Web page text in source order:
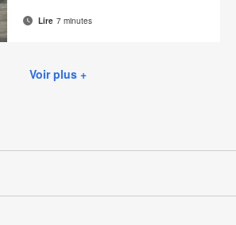
Lire 7 minutes
Voir plus +